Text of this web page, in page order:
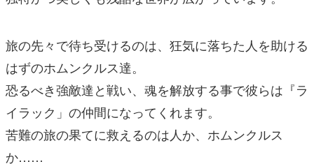
旅の先々で待ち受けるのは、狂気に落ちた人を助ける
はずのホムンクルス達。
恐るべき強敵達と戦い、魂を解放する事で彼らは『ラ
イラック」の仲間になってくれます。
苦難の旅の果てに救えるのは人か、ホムンクルス
か……